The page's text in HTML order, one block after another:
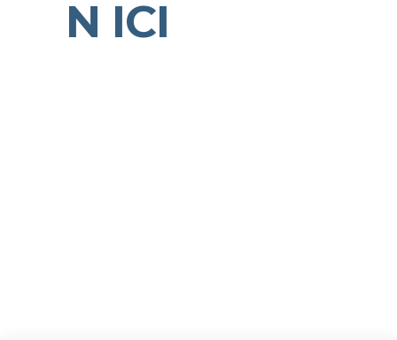
N ICI